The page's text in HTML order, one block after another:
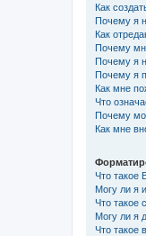
Как
Почему я
Как
Почему
Почему я
Почему я
Как мне
Что
Почему
Как мне
Что такое
Могу ли я
Что такое
Могу ли я
Что такое